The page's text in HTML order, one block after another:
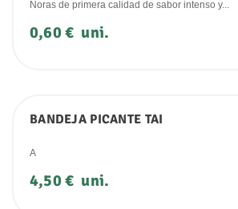
Ñoras de primera calidad de sabor intenso y...
Precio
0,60 € uni.
BANDEJA PICANTE TAI
A
Precio
4,50 € uni.